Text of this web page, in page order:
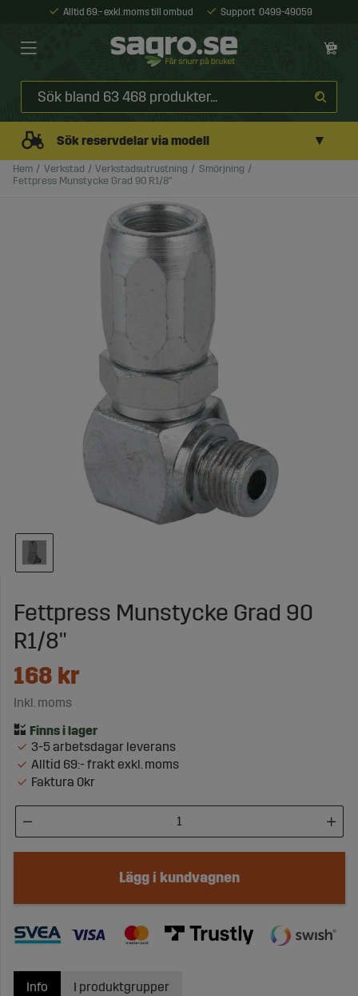
Alltid 69:- exkl. moms till ombud Support 0499-49059
Sök reservdelar via modell ▼
Hem Verkstad Verkstadsutrustning
Smörjning
Fettpress Munstycke Grad 90 R1/8"
Fettpress Munstycke Grad 90
R1/8"
168 kr
Inkl. moms
3-5 arbetsdagar leverans
Alltid 69:- frakt exkl. moms
Faktura 0kr
Lägg i kundvagnen
Info I produktgrupper